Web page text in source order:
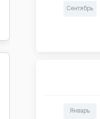
Сентябрь
Январь